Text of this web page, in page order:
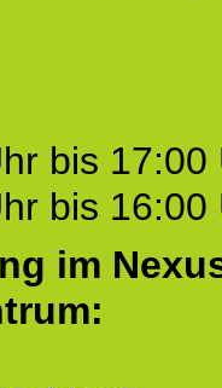
bis 17:00
bis 16:00
im